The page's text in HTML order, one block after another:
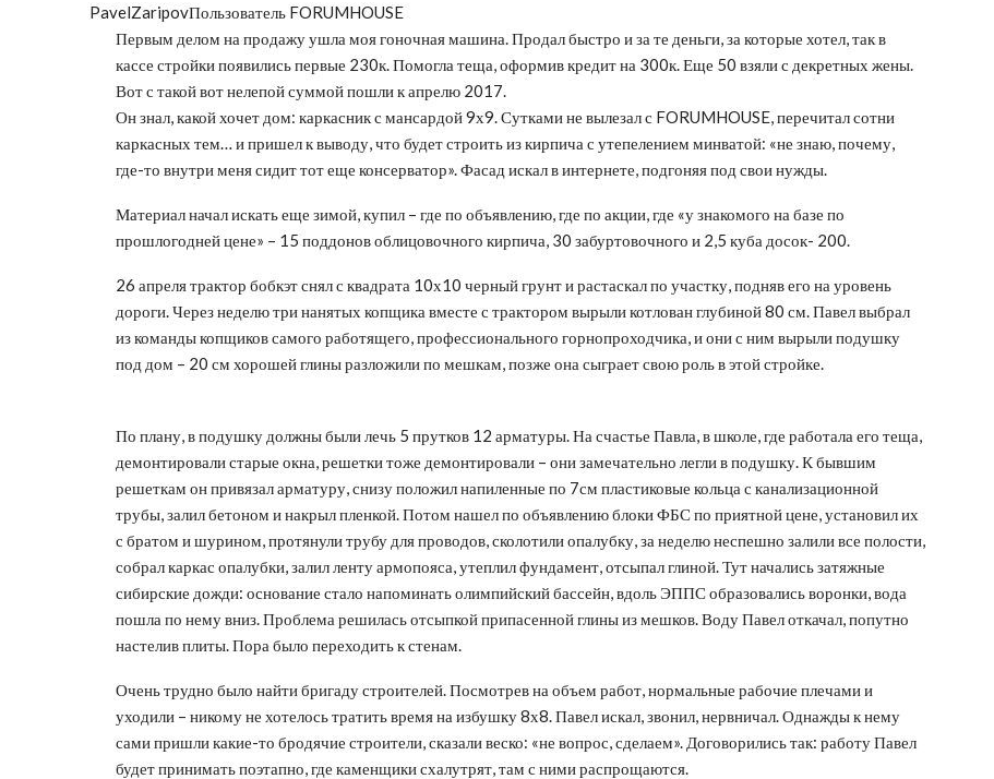
PavelZaripovПользователь FORUMHOUSE
Первым делом на продажу ушла моя гоночная машина. Продал быстро и за те деньги, за которые хотел, так в
кассе стройки появились первые 230к. Помогла теща, оформив кредит на 300к. Еще 50 взяли с декретных жены.
Вот с такой вот нелепой суммой пошли к апрелю 2017.
Он знал, какой хочет дом: каркасник с мансардой 9х9. Сутками не вылезал с FORUMHOUSE, перечитал сотни
каркасных тем… и пришел к выводу, что будет строить из кирпича с утепелением минватой: «не знаю, почему,
где-то внутри меня сидит тот еще консерватор». Фасад искал в интернете, подгоняя под свои нужды.
Материал начал искать еще зимой, купил – где по объявлению, где по акции, где «у знакомого на базе по
прошлогодней цене» – 15 поддонов облицовочного кирпича, 30 забуртовочного и 2,5 куба досок- 200.
26 апреля трактор бобкэт снял с квадрата 10х10 черный грунт и растаскал по участку, подняв его на уровень
дороги. Через неделю три нанятых копщика вместе с трактором вырыли котлован глубиной 80 см. Павел выбрал
из команды копщиков самого работящего, профессионального горнопроходчика, и они с ним вырыли подушку
под дом – 20 см хорошей глины разложили по мешкам, позже она сыграет свою роль в этой стройке.
По плану, в подушку должны были лечь 5 прутков 12 арматуры. На счастье Павла, в школе, где работала его теща,
демонтировали старые окна, решетки тоже демонтировали – они замечательно легли в подушку. К бывшим
решеткам он привязал арматуру, снизу положил напиленные по 7см пластиковые кольца с канализационной
трубы, залил бетоном и накрыл пленкой. Потом нашел по объявлению блоки ФБС по приятной цене, установил их
с братом и шурином, протянули трубу для проводов, сколотили опалубку, за неделю неспешно залили все полости,
собрал каркас опалубки, залил ленту армопояса, утеплил фундамент, отсыпал глиной. Тут начались затяжные
сибирские дожди: основание стало напоминать олимпийский бассейн, вдоль ЭППС образовались воронки, вода
пошла по нему вниз. Проблема решилась отсыпкой припасенной глины из мешков. Воду Павел откачал, попутно
настелив плиты. Пора было переходить к стенам.
Очень трудно было найти бригаду строителей. Посмотрев на объем работ, нормальные рабочие плечами и
уходили – никому не хотелось тратить время на избушку 8х8. Павел искал, звонил, нервничал. Однажды к нему
сами пришли какие-то бродячие строители, сказали веско: «не вопрос, сделаем». Договорились так: работу Павел
будет принимать поэтапно, где каменщики схалутрят, там с ними распрощаются.